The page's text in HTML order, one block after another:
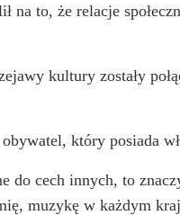
to, że relacje
kultury zostały
który posiada
do cech innych, to
muzykę w każdym